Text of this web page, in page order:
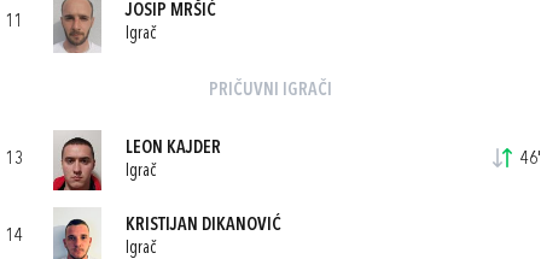
11
JOSIP MRŠIĆ
Igrač
PRIČUVNI IGRAČI
13
LEON KAJDER
Igrač
46'
14
KRISTIJAN DIKANOVIĆ
Igrač